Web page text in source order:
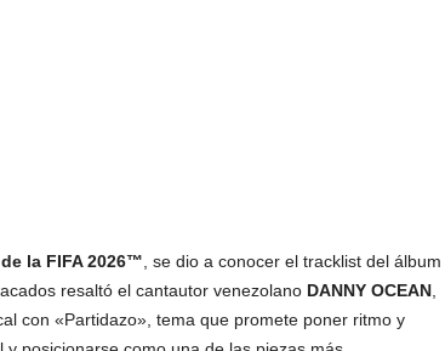
la FIFA 2026™ , se dio a conocer el tracklist del álbum
resaltó el cantautor venezolano DANNY OCEAN,
con «Partidazo», tema que promete poner ritmo y